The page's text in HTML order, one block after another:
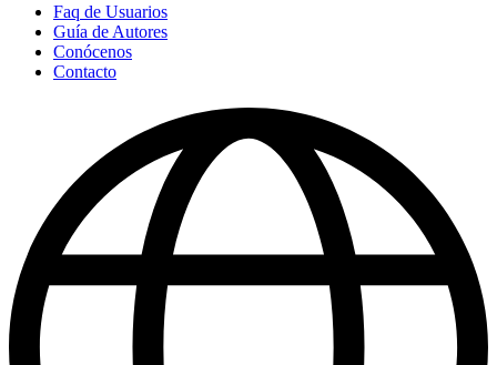
Faq de Usuarios
Guía de Autores
Conócenos
Contacto